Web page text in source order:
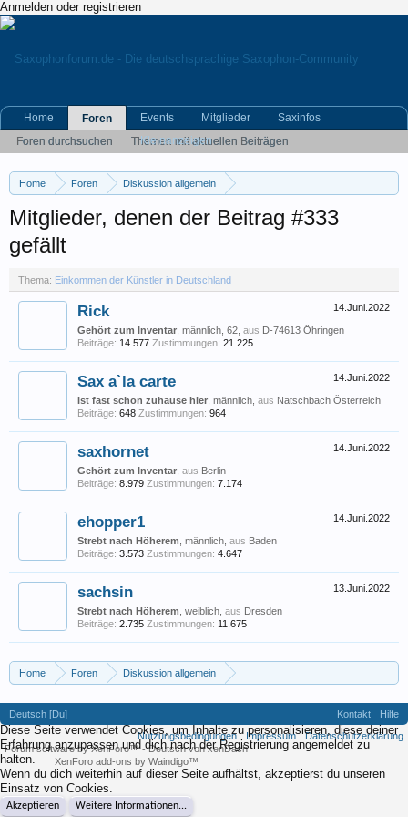
Anmelden oder registrieren
Home Foren
Diskussion allgemein
Mitglieder, denen der Beitrag #333
gefällt
Thema: Einkommen der Künstler in Deutschland
14.Juni.2022
Rick
Gehört zum Inventar , männlich, 62, aus D-74613 Öhringen
Beiträge: 14.577 Zustimmungen: 21.225
14.Juni.2022
Sax a`la carte
Ist fast schon zuhause hier , männlich, aus Natschbach Österreich
Beiträge: 648 Zustimmungen: 964
14.Juni.2022
saxhornet
Gehört zum Inventar aus Berlin
Beiträge: 8.979 Zustimmungen: 7.174
14.Juni.2022
ehopper1
Strebt nach Höherem , männlich, aus Baden
Beiträge: 3.573 Zustimmungen: 4.647
13.Juni.2022
sachsin
Strebt nach Höherem , weiblich, aus Dresden
Beiträge: 2.735 Zustimmungen: 11.675
Home Foren
Diskussion allgemein
Home
Foren
Foren durchsuchen
Themen mit aktuellen Beiträgen
Events Mitglieder
Saxinfos
Kleinanzeigen
Deutsch [Du] Kontakt
Hilfe
Nutzungsbedingungen
Impressum
Datenschutzerklärung
Forum software by XenForo™-Deutsch von xenDach
XenForo add-ons by Waindigo™
Diese Seite verwendet Cookies, um Inhalte zu personalisieren, diese deiner
Erfahrung anzupassen und dich nach der Registrierung angemeldet zu
halten.
Wenn du dich weiterhin auf dieser Seite aufhältst, akzeptierst du unseren
Einsatz von Cookies.
Akzeptieren Weitere Informationen...